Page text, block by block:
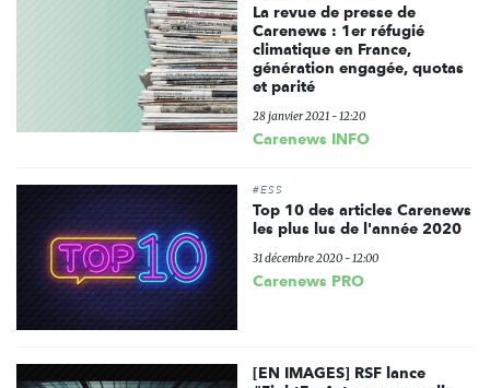
La revue de presse de
Carenews : 1er réfugié
climatique en France,
génération engagée, quotas
et parité
28 janvier 2021 - 12:20
Carenews INFO
#ESS
Top 10 des articles Carenews
les plus lus de l'année 2020
31 décembre 2020 - 12:00
Carenews PRO
[EN IMAGES] RSF lance